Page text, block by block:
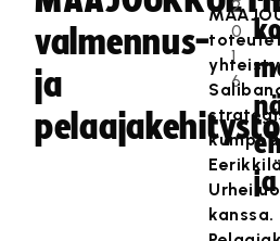
valmennus-
ja
2
0
1
6
kanssa.